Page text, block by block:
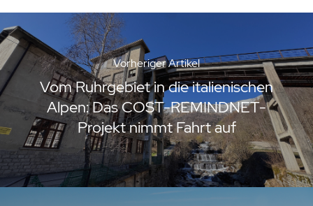
Vorheriger Artikel
Vom Ruhrgebiet in die italienischen
Alpen: Das COST-REMINDNET-
Projekt nimmt Fahrt auf